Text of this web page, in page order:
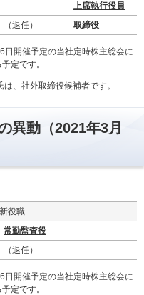
上席執行役員
（退任） 取締役
日開催予定の当社定時株主総会に
定です。
は、社外取締役候補者です。
異動（2021年3月
新役職
常勤監査役
（退任）
日開催予定の当社定時株主総会に
定です。